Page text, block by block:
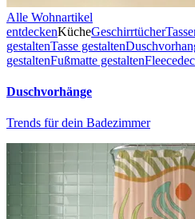
Alle Wohnartikel
entdeckenKücheGeschirrtücher
gestaltenTasse gestalten
gestaltenFußmatte gestalten
Duschvorhänge
Trends für dein Badezimmer